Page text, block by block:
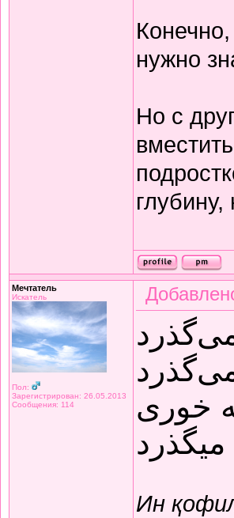
нужно
Но с
Мечтатель
Искатель
Пол:
Зарегистрирован: 26.05.2013
Сообщения: 114
خوری
Ин